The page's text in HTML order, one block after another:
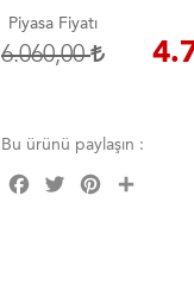
Piyasa Fiyatı
6.060,00
Bu ürünü paylaşın :
FacebookTwitterPinterest